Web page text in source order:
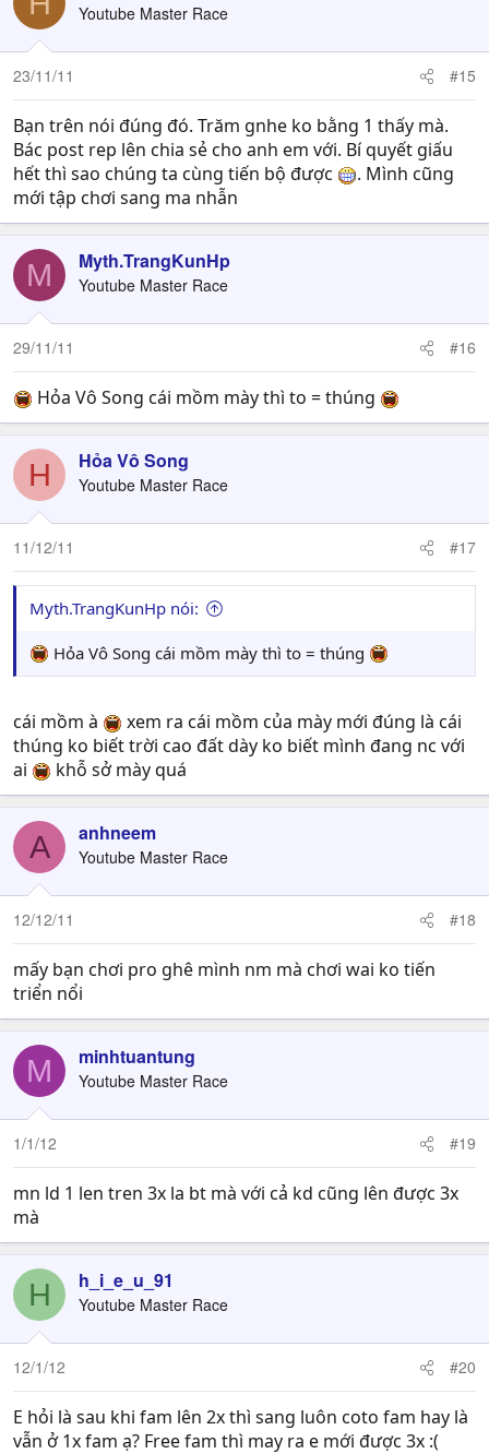
Youtube Master Race
23/11/11 #15
Bạn trên nói đúng đó. Trăm gnhe ko bằng 1 thấy mà.
Bác post rep lên chia sẻ cho anh em với. Bí quyết giấu
hết thì sao chúng ta cùng tiến bộ được
. Mình cũng
mới tập chơi sang ma nhẫn
M Myth.TrangKunHp
Youtube Master Race
29/11/11 #16
Hỏa Vô Song cái mồm mày thì to = thúng
H Hỏa Vô Song
Youtube Master Race
11/12/11 #17
Myth.TrangKunHp nói:
Hỏa Vô Song cái mồm mày thì to = thúng
cái mồm à
xem ra cái mồm của mày mới đúng là cái
thúng ko biết trời cao đất dày ko biết mình đang nc với
ai
khỗ sở mày quá
A anhneem
Youtube Master Race
12/12/11 #18
mấy bạn chơi pro ghê mình nm mà chơi wai ko tiến
triển nổi
M minhtuantung
Youtube Master Race
1/1/12 #19
mn ld 1 len tren 3x la bt mà với cả kd cũng lên được 3x
mà
H h_i_e_u_91
Youtube Master Race
12/1/12 #20
E hỏi là sau khi fam lên 2x thì sang luôn coto fam hay là
vẫn ở 1x fam ạ? Free fam thì may ra e mới được 3x :(